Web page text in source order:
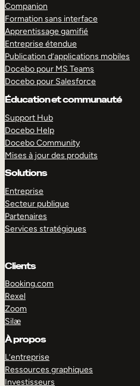
Companion
Formation sans interface
Apprentissage gamifié
Entreprise étendue
Publication d’applications mobiles
Docebo pour MS Teams
Docebo pour Salesforce
Éducation et communauté
Support Hub
Docebo Help
Docebo Community
Mises à jour des produits
Solutions
Entreprise
Secteur publique
Partenaires
Services stratégiques
Clients
Booking.com
Rexel
Zoom
Silæ
À propos
L’entreprise
Ressources graphiques
Investisseurs